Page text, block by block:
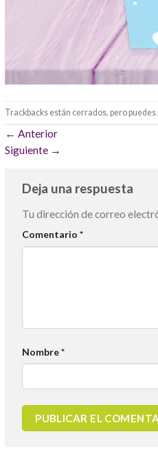
Trackbacks están cerrados, pero puedes
← Anterior
Siguiente →
Deja una respuesta
Tu dirección de correo
Comentario *
Nombre*